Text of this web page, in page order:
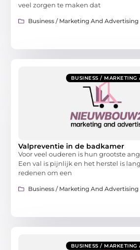
veel zorgen te maken dat
Business / Marketing And Advertising
BUSINESS / MARKETING
Valpreventie in de badkamer
Voor veel ouderen is hun grootste
Een val is pijnlijk en het herstel is
redenen om een
Business / Marketing And Advertising
BUSINESS / MARKETING